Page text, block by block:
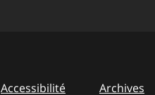
Accessibilité Archives